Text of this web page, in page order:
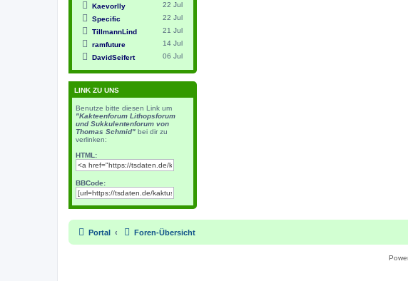
Kaevorlly
22 Jul
Specific
22 Jul
TillmannLind
21 Jul
ramfuture
14 Jul
DavidSeifert
06 Jul
LINK ZU UNS
Benutze bitte diesen Link um
"Kakteenforum Lithopsforum
und Sukkulentenforum von
Thomas Schmid" bei dir zu
verlinken:
HTML:
BBCode:
Portal Foren-Übersicht